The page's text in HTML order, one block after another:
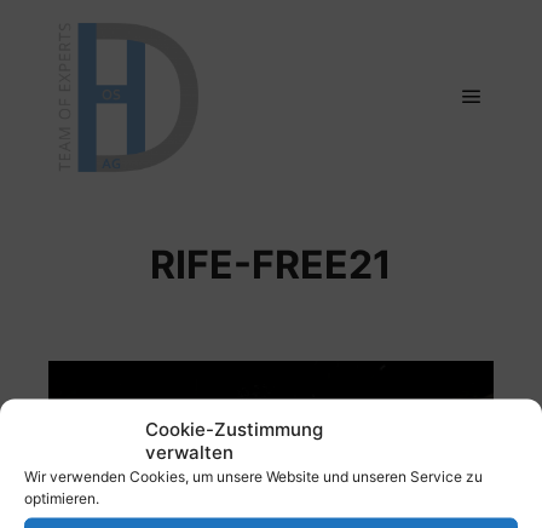
Cookie-Zustimmung
verwalten
Wir verwenden Cookies, um unsere Website und unseren Service zu
optimieren.
RIFE-FREE21